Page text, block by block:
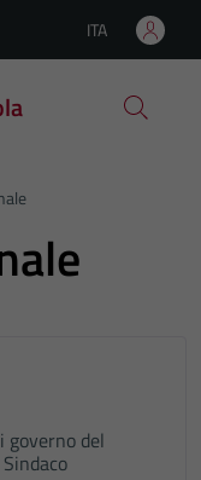
Lingua attiva:
ITA
governo del